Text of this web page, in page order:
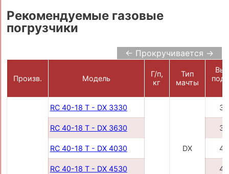
Рекомендуемые газовые
погрузчики
← Прокручивается →
Произв. Модель
Г/п,
кг
Тип
мачты
RC 40-18 T - DX 3330
DX
RC 40-18 T - DX 3630
RC 40-18 T - DX 4030
RC 40-18 T - DX 4530